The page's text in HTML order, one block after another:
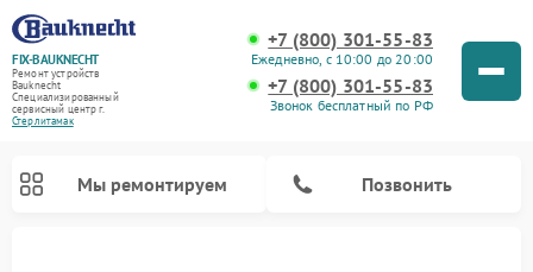
FIX-BAUKNECHT
Ремонт устройств
Bauknecht
Специализированный
cервисный центр г.
Стерлитамак
+7 (800) 301-55-83
Ежедневно, с 10:00 до 20:00
+7 (800) 301-55-83
Звонок бесплатный по РФ
Мы ремонтируем Позвонить